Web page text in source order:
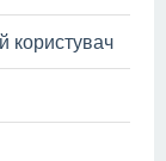
користувач